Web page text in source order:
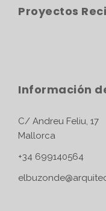
Proyectos
Información
C/ Andreu
Mallorca
+34 699140564